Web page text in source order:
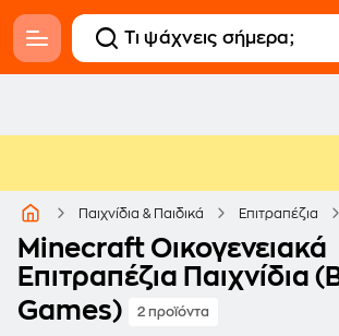
Παιχνίδια & Παιδικά Επιτραπέζια
Minecraft Οικογενειακά
Επιτραπέζια Παιχνίδια
Games)
2 προϊόντα